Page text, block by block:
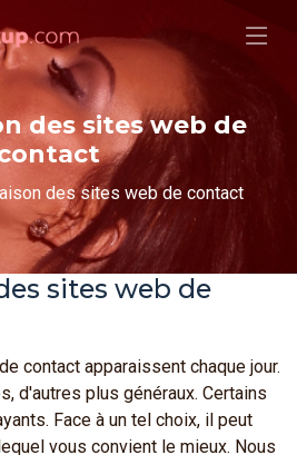
des sites web de
des sites web de contact
sites web de
contact apparaissent chaque jour.
d'autres plus généraux. Certains
Face à un tel choix, il peut
vous convient le mieux. Nous